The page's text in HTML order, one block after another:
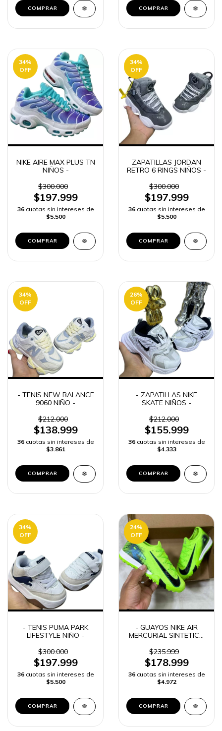
COMPRAR COMPRAR
34%
OFF
NIKE AIRE MAX PLUS TN
NIÑOS -
$300.000
$197.999
36 cuotas sin intereses de
$5.500
COMPRAR
34%
OFF
ZAPATILLAS JORDAN
RETRO 6 RINGS NIÑOS -
$300.000
$197.999
36 cuotas sin intereses de
$5.500
COMPRAR
34%
OFF
- TENIS NEW BALANCE
9060 NIÑO -
$212.000
$138.999
36 cuotas sin intereses de
$3.861
COMPRAR
26%
OFF
- ZAPATILLAS NIKE
SKATE NIÑOS -
$212.000
$155.999
36 cuotas sin intereses de
$4.333
COMPRAR
34%
OFF
- TENIS PUMA PARK
LIFESTYLE NIÑO -
$300.000
$197.999
36 cuotas sin intereses de
$5.500
COMPRAR
24%
OFF
- GUAYOS NIKE AIR
MERCURIAL SINTETICA
$235.999
$178.999
36 cuotas sin intereses de
$4.972
COMPRAR